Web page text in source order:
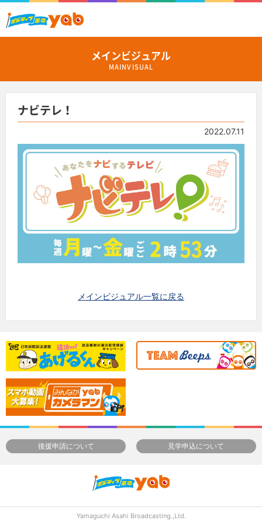
メインビジュアル
MAINVISUAL
ナビテレ！
2022.07.11
メインビジュアル一覧に戻る
後援申請について 見学申込について
Yamaguchi Asahi Broadcasting.,Ltd.